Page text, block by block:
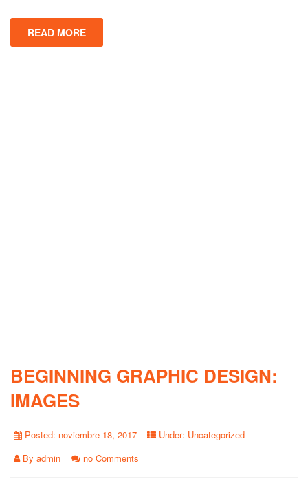
READ MORE
BEGINNING GRAPHIC DESIGN:
IMAGES
Posted: noviembre 18, 2017 Under: Uncategorized
By admin no Comments